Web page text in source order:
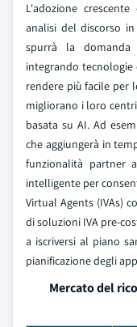
L'adozione
analisi del discorso
spurrà la domanda
integrando
rendere più facile per
migliorano i loro
basata su AI. Ad
che aggiungerà in
funzionalità partner
intelligente per
Virtual Agents (IVAs)
di soluzioni IVA pre-
a iscriversi al piano
pianificazione degli
Mercato del